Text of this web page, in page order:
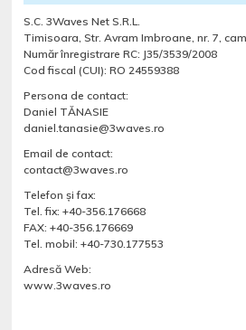
S.C. 3Waves Net S.R.L.
Timisoara, Str. Avram Imbroane, nr. 7,
Număr înregistrare RC: J35/3539/2008
Cod fiscal (CUI): RO 24559388
Persona de contact:
Daniel TĂNASIE
daniel.tanasie@3waves.ro
Email de contact:
contact@3waves.ro
Telefon şi fax:
Tel. fix: +40-356.176668
FAX: +40-356.176669
Tel. mobil: +40-730.177553
Adresă Web:
www.3waves.ro